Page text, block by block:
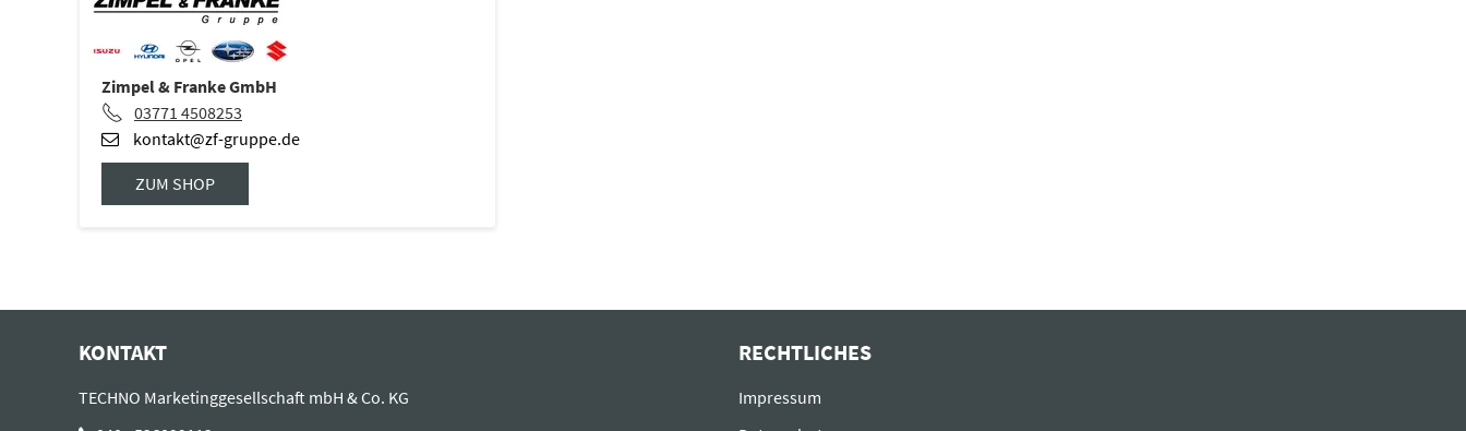
Zimpel & Franke GmbH
03771 4508253
kontakt@zf-gruppe.de
ZUM SHOP
KONTAKT
TECHNO Marketinggesellschaft mbH & Co. KG
RECHTLICHES
Impressum